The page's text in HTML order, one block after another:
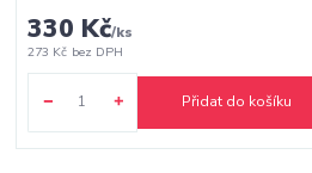
330 Kč/ks
273 Kč bez DPH
Přidat do košíku